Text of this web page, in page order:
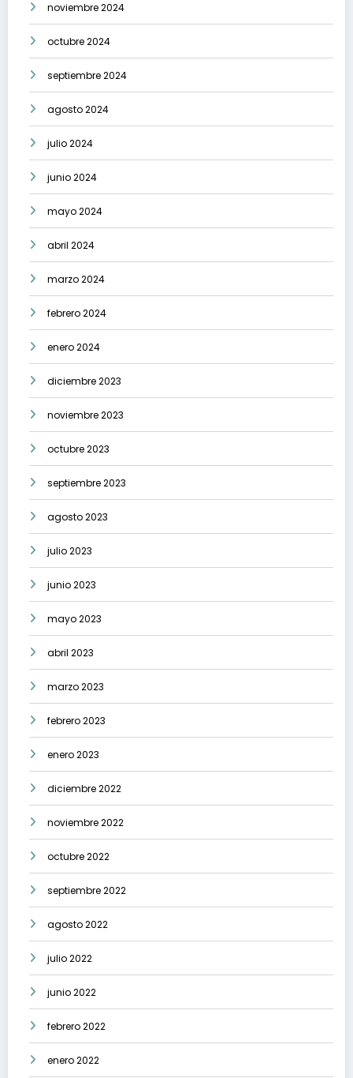
noviembre 2024
octubre 2024
septiembre 2024
agosto 2024
julio 2024
junio 2024
mayo 2024
abril 2024
marzo 2024
febrero 2024
enero 2024
diciembre 2023
noviembre 2023
octubre 2023
septiembre 2023
agosto 2023
julio 2023
junio 2023
mayo 2023
abril 2023
marzo 2023
febrero 2023
enero 2023
diciembre 2022
noviembre 2022
octubre 2022
septiembre 2022
agosto 2022
julio 2022
junio 2022
febrero 2022
enero 2022